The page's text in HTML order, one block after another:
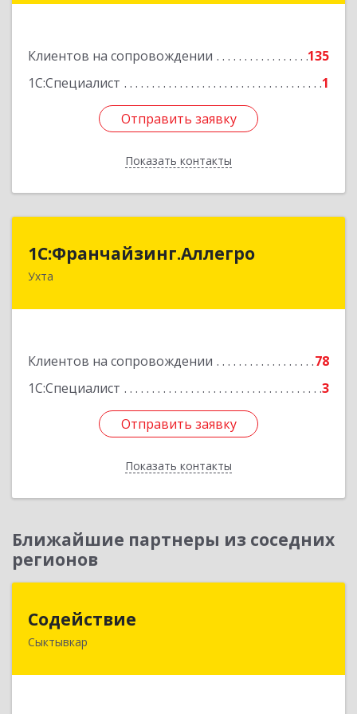
Клиентов на сопровождении
135
1С:Специалист
1
Отправить заявку
Показать контакты
Отправить заявку
Назад
1С:Франчайзинг.Аллегро
Ухта
Клиентов на сопровождении
78
1С:Специалист
3
Отправить заявку
Показать контакты
1С:Франчайзинг.Аллегро
169304, Коми Респ, Ухта г, Чернова ул, дом №
Отправить заявку
Назад
Ближайшие партнеры из соседних
регионов
Содействие
Сыктывкар
167004, Коми Респ, Сыктывкар г, Первомайская